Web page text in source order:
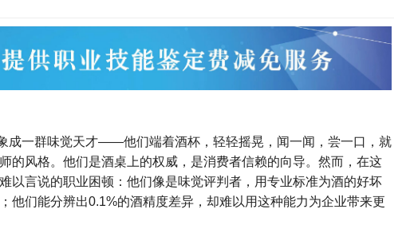
成一群味觉天才——他们端着酒杯，轻轻摇晃，闻一闻，尝一口，就
的风格。他们是酒桌上的权威，是消费者信赖的向导。然而，在这
以言说的职业困顿：他们像是味觉评判者，用专业标准为酒的好坏
他们能分辨出0.1%的酒精度差异，却难以用这种能力为企业带来更